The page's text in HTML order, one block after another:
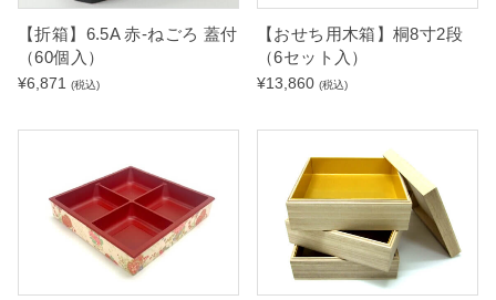
【折箱】6.5A 赤-ねごろ 蓋付
（60個入）
¥6,871 (税込)
【おせち用木箱】桐8寸2段
（6セット入）
¥13,860 (税込)